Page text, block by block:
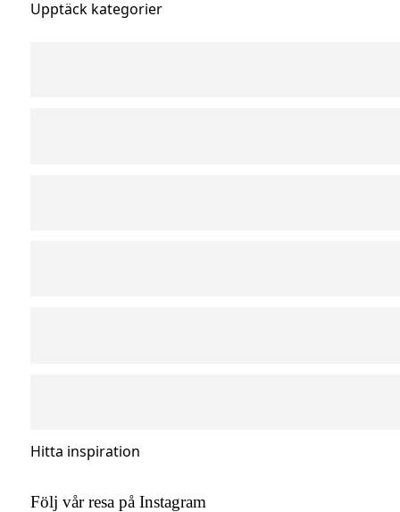
Upptäck kategorier
Hitta inspiration
Följ vår resa på Instagram